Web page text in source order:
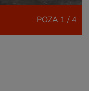
POZA 1 / 4